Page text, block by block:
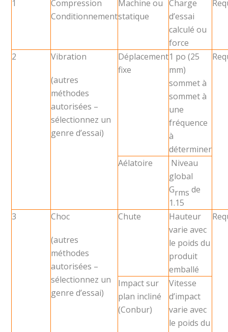
1
Compression
Conditionnement
Machine ou
statique
Charge
d’essai
calculé ou
force
2 Vibration
(autres
méthodes
autorisées –
sélectionnez un
genre d’essai)
Déplacement
fixe
1 po (25
mm)
sommet à
sommet à
une
fréquence
à
déterminer
Aélatoire
Niveau
global
Grms de
1.15
3
Choc
(autres
méthodes
autorisées –
sélectionnez un
genre d’essai)
Chute
Hauteur
varie avec
le poids du
produit
emballé
Impact sur
plan incliné
(Conbur)
Vitesse
d’impact
varie avec
le poids du